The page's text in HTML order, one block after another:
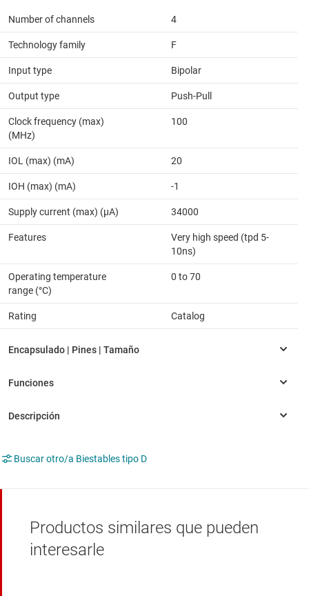
Number of channels 4
Technology family F
Input type Bipolar
Output type Push-Pull
Clock frequency (max)
(MHz)
100
IOL (max) (mA) 20
IOH (max) (mA) -1
Supply current (max) (µA) 34000
Features
Very high speed (tpd 5-
10ns)
Operating temperature
range (°C)
0 to 70
Rating Catalog
Buscar otro/a Biestables tipo D
Productos similares que pueden
interesarle